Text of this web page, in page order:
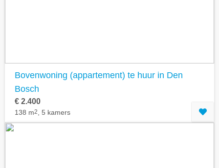
Bovenwoning (appartement) te huur in Den
Bosch
€ 2.400
138 m2 , 5 kamers